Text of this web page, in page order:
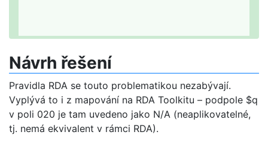
Návrh řešení
Pravidla RDA se touto problematikou nezabývají.
Vyplývá to i z mapování na RDA Toolkitu – podpole $q
v poli 020 je tam uvedeno jako N/A (neaplikovatelné,
tj. nemá ekvivalent v rámci RDA).